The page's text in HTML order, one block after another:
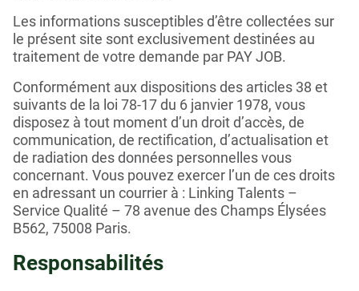
Les informations susceptibles d’être collectées sur
le présent site sont exclusivement destinées au
traitement de votre demande par PAY JOB.
Conformément aux dispositions des articles 38 et
suivants de la loi 78-17 du 6 janvier 1978, vous
disposez à tout moment d’un droit d’accès, de
communication, de rectification, d’actualisation et
de radiation des données personnelles vous
concernant. Vous pouvez exercer l’un de ces droits
en adressant un courrier à : Linking Talents –
Service Qualité – 78 avenue des Champs Élysées
B562, 75008 Paris.
Responsabilités